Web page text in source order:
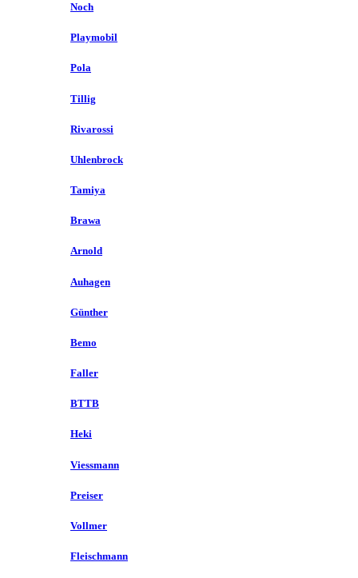
Noch
Playmobil
Pola
Tillig
Rivarossi
Uhlenbrock
Tamiya
Brawa
Arnold
Auhagen
Günther
Bemo
Faller
BTTB
Heki
Viessmann
Preiser
Vollmer
Fleischmann